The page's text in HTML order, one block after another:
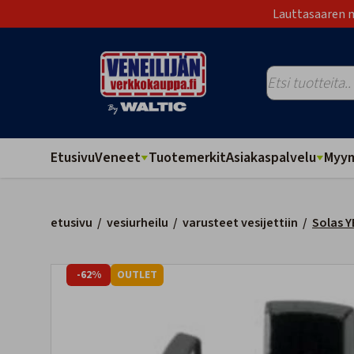
Lauttasaaren
EtusivuVeneet TuotemerkitAsiakaspalvelu
etusivu / vesiurheilu / varusteet vesijettiin / Solas
-62% OUTLET